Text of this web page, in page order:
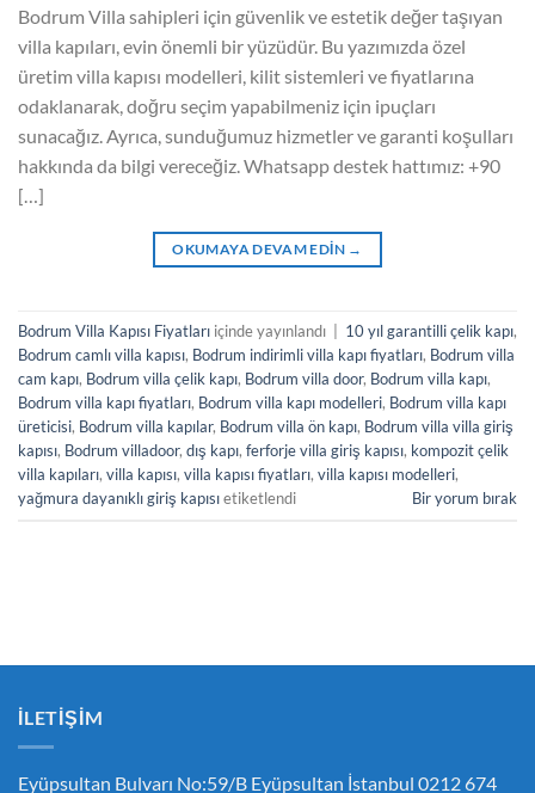
Bodrum Villa sahipleri için güvenlik ve estetik değer taşıyan
villa kapıları, evin önemli bir yüzüdür. Bu yazımızda özel
üretim villa kapısı modelleri, kilit sistemleri ve fiyatlarına
odaklanarak, doğru seçim yapabilmeniz için ipuçları
sunacağız. Ayrıca, sunduğumuz hizmetler ve garanti koşulları
hakkında da bilgi vereceğiz. Whatsapp destek hattımız: +90
[…]
OKUMAYA DEVAM EDIN →
Bodrum Villa Kapısı Fiyatları içinde yayınlandı 10 yıl garantilli çelik kapı,
Bodrum camlı villa kapısı, Bodrum indirimli villa kapı fiyatları, Bodrum villa
cam kapı, Bodrum villa çelik kapı, Bodrum villa door, Bodrum villa kapı,
Bodrum villa kapı fiyatları, Bodrum villa kapı modelleri, Bodrum villa kapı
üreticisi, Bodrum villa kapılar, Bodrum villa ön kapı, Bodrum villa villa giriş
kapısı, Bodrum villadoor, dış kapı, ferforje villa giriş kapısı, kompozit çelik
villa kapıları, villa kapısı, villa kapısı fiyatları, villa kapısı modelleri,
yağmura dayanıklı giriş kapısıetiketlendi Bir yorum bırak
İLETIŞIM
Eyüpsultan Bulvarı No:59/B Eyüpsultan İstanbul 0212 674